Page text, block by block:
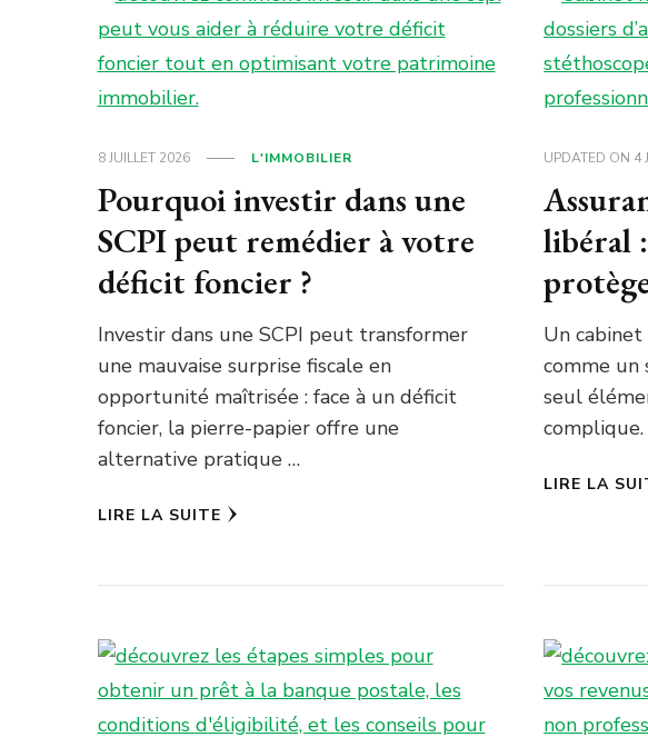
8 JUILLET 2026 L'IMMOBILIER
Pourquoi investir dans une
SCPI peut remédier à votre
déficit foncier ?
Investir dans une SCPI peut transformer
une mauvaise surprise fiscale en
opportunité maîtrisée : face à un déficit
foncier, la pierre-papier offre une
alternative pratique …
LIRE LA SUITE
UPDATED ON 4
libéral
Un cabinet
comme un
seul
LIRE LA